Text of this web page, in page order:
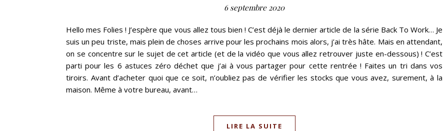
6 septembre 2020
Hello mes Folies ! J’espère que vous allez tous bien ! C’est déjà le dernier article de la série Back To Work… Je
suis un peu triste, mais plein de choses arrive pour les prochains mois alors, j’ai très hâte. Mais en attendant,
on se concentre sur le sujet de cet article (et de la vidéo que vous allez retrouver juste en-dessous) ! C’est
parti pour les 6 astuces zéro déchet que j’ai à vous partager pour cette rentrée ! Faites un tri dans vos
tiroirs. Avant d’acheter quoi que ce soit, n’oubliez pas de vérifier les stocks que vous avez, surement, à la
maison. Même à votre bureau, avant…
LIRE LA SUITE